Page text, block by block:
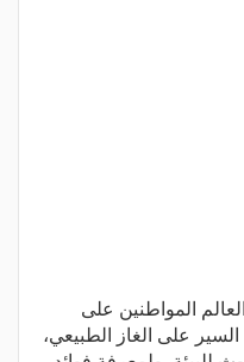
المواطنين على
على الغاز الطبيعي،